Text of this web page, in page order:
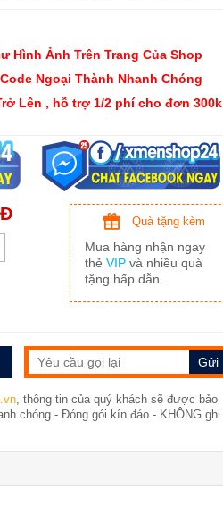
Hình Ảnh Trên Trang Của Shop
Ngoại Thành Nhanh Chóng
Lên , hỗ trợ 1/2 phí cho đơn 300k
Quà tặng kèm
Mua hàng nhận ngay
thẻ VIP và nhiều quà
tặng hấp dẫn.
, thông tin của quý khách sẽ được bảo
chóng - Đóng gói kín đáo - KHÔNG ghi